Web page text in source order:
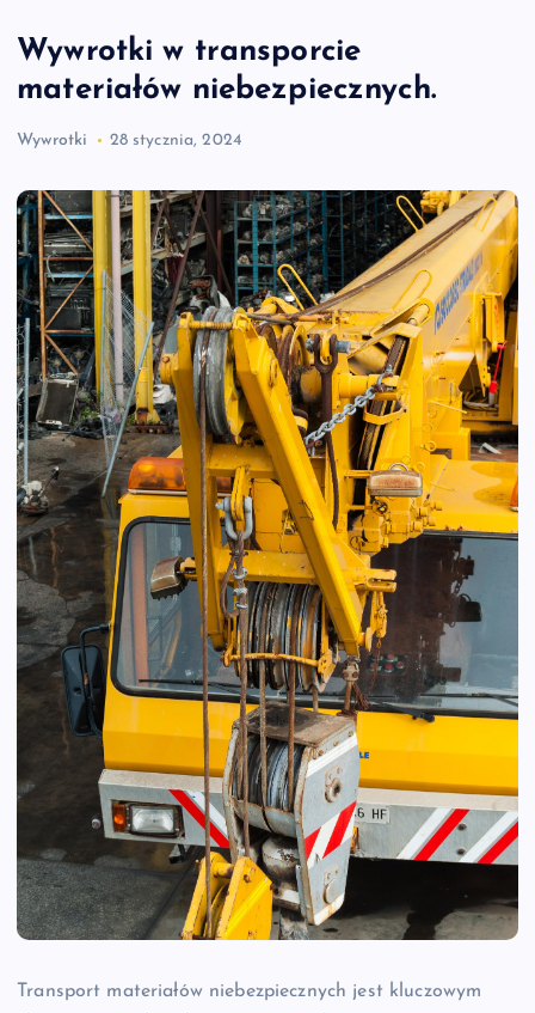
Wywrotki w transporcie
materiałów niebezpiecznych.
Wywrotki 28 stycznia, 2024
Transport materiałów niebezpiecznych jest kluczowym